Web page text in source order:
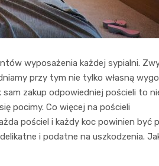
wyposażenia każdej sypialni.
przy tym nie tylko własną
zakup odpowiedniej pościeli to
pocimy. Co więcej na pościeli
pościel i każdy koc powinien być
i podatne na uszkodzenia.